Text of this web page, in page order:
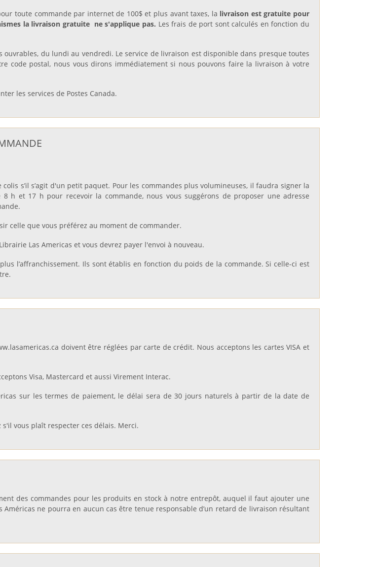
toute commande par internet de 100$ et plus avant taxes, la livraison est gratuite pour
la livraison gratuite ne s'applique pas. Les frais de port sont calculés en fonction du
du lundi au vendredi. Le service de livraison est disponible dans presque toutes
code postal, nous vous dirons immédiatement si nous pouvons faire la livraison à votre
les services de Postes Canada.
s’il s’agit d'un petit paquet. Pour les commandes plus volumineuses, il faudra signer la
8 h et 17 h pour recevoir la commande, nous vous suggérons de proposer une adresse
celle que vous préférez au moment de commander.
Las Americas et vous devrez payer l'envoi à nouveau.
l’affranchissement. Ils sont établis en fonction du poids de la commande. Si celle-ci est
doivent être réglées par carte de crédit. Nous acceptons les cartes VISA et
Visa, Mastercard et aussi Virement Interac.
sur les termes de paiement, le délai sera de 30 jours naturels à partir de la date de
vous plaît respecter ces délais. Merci.
des commandes pour les produits en stock à notre entrepôt, auquel il faut ajouter une
ne pourra en aucun cas être tenue responsable d’un retard de livraison résultant